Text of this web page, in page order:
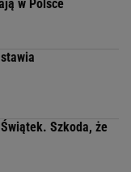
w Polsce
Szkoda, że